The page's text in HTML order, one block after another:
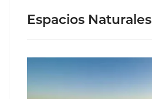
Espacios Naturales